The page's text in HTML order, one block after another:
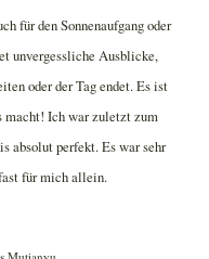
für den Sonnenaufgang oder
unvergessliche Ausblicke,
oder der Tag endet. Es ist
macht! Ich war zuletzt zum
absolut perfekt. Es war sehr
für mich allein.